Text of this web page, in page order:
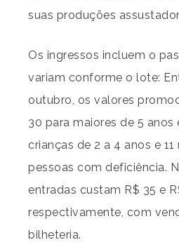
suas produções
Os ingressos incluem o
variam conforme o lote:
outubro, os valores
30 para maiores de 5 anos
crianças de 2 a 4 anos e
pessoas com deficiência.
entradas custam R$ 35 e
respectivamente, com
bilheteria.